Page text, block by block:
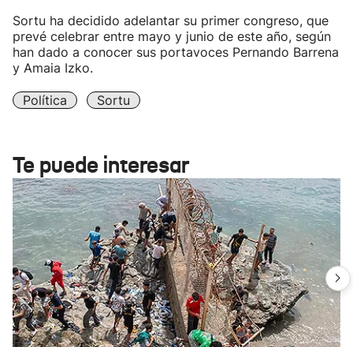
Sortu ha decidido adelantar su primer congreso, que
prevé celebrar entre mayo y junio de este año, según
han dado a conocer sus portavoces Pernando Barrena
y Amaia Izko.
Política Sortu
Te puede interesar